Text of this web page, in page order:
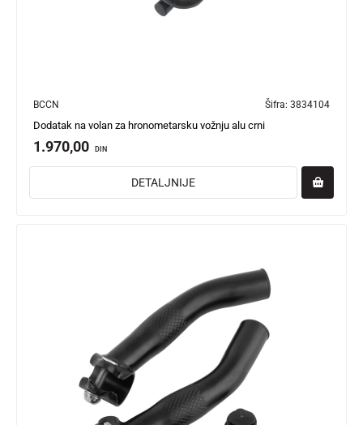
BCCN Šifra: 3834104
Dodatak na volan za hronometarsku vožnju alu crni
1.970,00 DIN
DETALJNIJE